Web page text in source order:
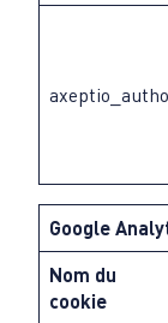
Google
Nom du
cookie